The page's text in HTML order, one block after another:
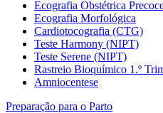
Ecografia Obstétrica
Ecografia Morfológica
Cardiotocografia (CTG)
Teste Harmony (NIPT)
Teste Serene (NIPT)
Rastreio Bioquímico 1.º
Amniocentese
Preparação para o Parto